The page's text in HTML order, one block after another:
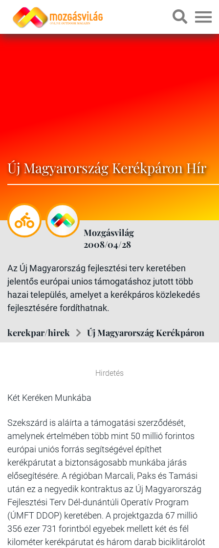
Új Magyarország Kerékpáron Hír
Mozgásvilág
2008/04/28
Az Új Magyarország fejlesztési terv keretében
jelentős európai unios támogatáshoz jutott több
hazai település, amelyet a kerékpáros közlekedés
fejlesztésére fordíthatnak.
kerekpar/hirek Új Magyarország Kerékpáron
Hirdetés
Két Keréken Munkába
Szekszárd is aláírta a támogatási szerződését,
amelynek értelmében több mint 50 millió forintos
európai uniós forrás segítségével építhet
kerékpárutat a biztonságosabb munkába járás
elősegítésére. A régióban Marcali, Paks és Tamási
után ez a negyedik kontraktus az Új Magyarország
Fejlesztési Terv Dél-dunántúli Operatív Program
(ÚMFT DDOP) keretében. A projektgazda 67 millió
356 ezer 731 forintból egyebek mellett két és fél
kilométer kerékpárutat és három darab biciklitárolót